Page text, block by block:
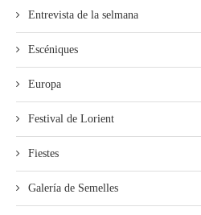
Entrevista de la selmana
Escéniques
Europa
Festival de Lorient
Fiestes
Galería de Semelles